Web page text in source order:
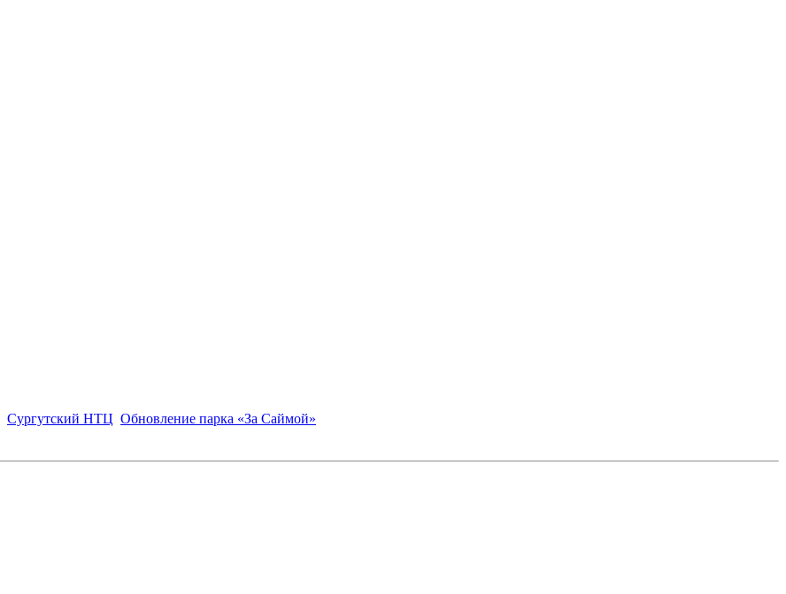
Сургутский НТЦ Обновление парка «За Саймой»